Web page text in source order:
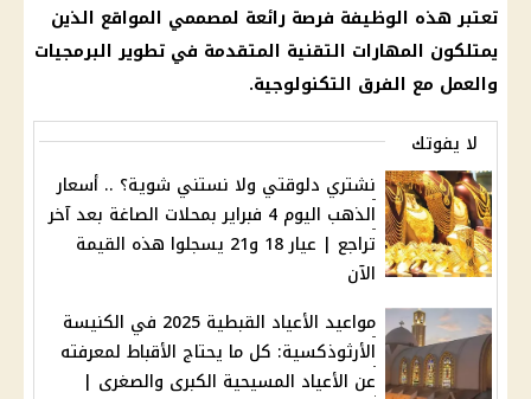
تعتبر هذه الوظيفة فرصة رائعة لمصممي المواقع الذين
يمتلكون المهارات التقنية المتقدمة في تطوير البرمجيات
والعمل مع الفرق التكنولوجية.
لا يفوتك
نشتري دلوقتي ولا نستني شوية؟ .. أسعار
الذهب اليوم 4 فبراير بمحلات الصاغة بعد آخر
تراجع | عيار 18 و21 يسجلوا هذه القيمة
الآن
مواعيد الأعياد القبطية 2025 في الكنيسة
الأرثوذكسية: كل ما يحتاج الأقباط لمعرفته
عن الأعياد المسيحية الكبرى والصغرى |